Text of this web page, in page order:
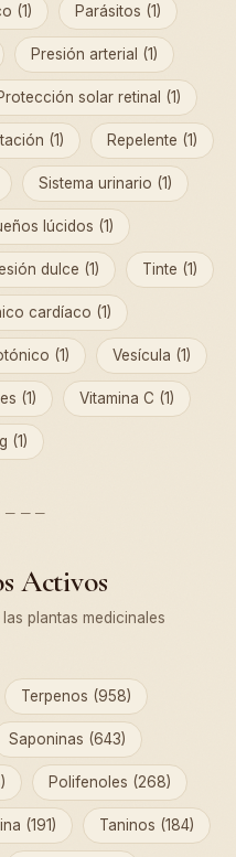
(1) Parásitos (1)
Presión arterial (1)
solar retinal (1)
(1) Repelente (1)
Sistema urinario (1)
lúcidos (1)
dulce (1) Tinte (1)
cardíaco (1)
(1) Vesícula (1)
(1) Vitamina C (1)
(1)
Activos
plantas medicinales
Terpenos (958)
Saponinas (643)
Polifenoles (268)
(191) Taninos (184)